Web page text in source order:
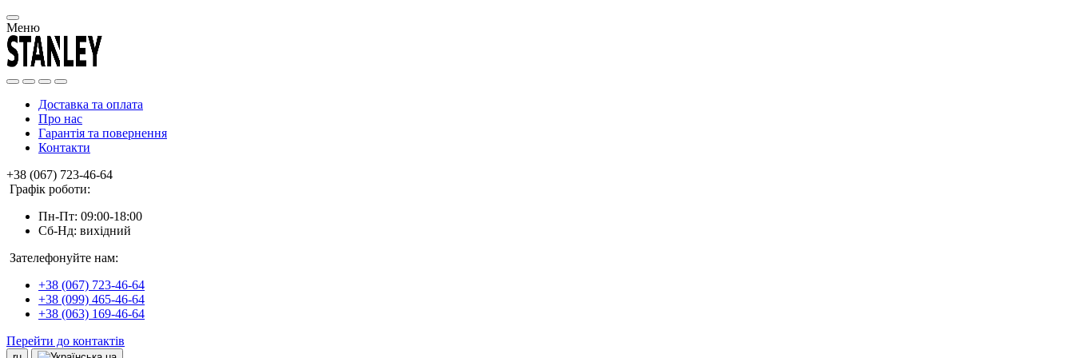
Меню
Доставка та оплата
Про нас
Гарантія та повернення
Контакти
+38 (067) 723-46-64
Графік роботи:
Пн-Пт: 09:00-18:00
Сб-Нд: вихідний
Зателефонуйте нам:
+38 (067) 723-46-64
+38 (099) 465-46-64
+38 (063) 169-46-64
Перейти до контактів